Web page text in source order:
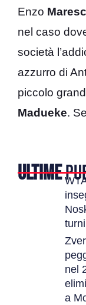
Enzo
nel caso
società
azzurro di
piccolo
Madueke.
ULTIME
turni
nel
a